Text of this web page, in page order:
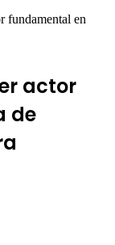
fundamental en
actor
de